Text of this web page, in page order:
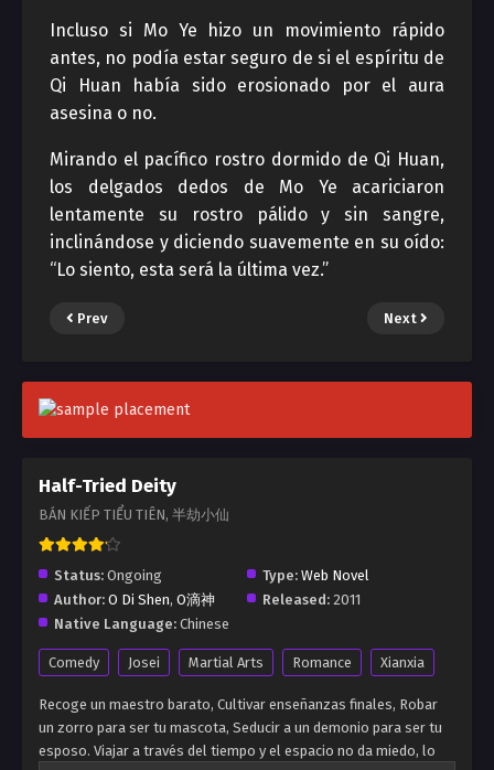
Incluso si Mo Ye hizo un movimiento rápido
antes, no podía estar seguro de si el espíritu de
Qi Huan había sido erosionado por el aura
asesina o no.
Mirando el pacífico rostro dormido de Qi Huan,
los delgados dedos de Mo Ye acariciaron
lentamente su rostro pálido y sin sangre,
inclinándose y diciendo suavemente en su oído:
“Lo siento, esta será la última vez.”
Prev Next
Half-Tried Deity
BÁN KIẾP TIỂU TIÊN, 半劫小仙
Status: Ongoing Type: Web Novel
Author: O Di Shen, O滴神 Released: 2011
Native Language: Chinese
Comedy Josei Martial Arts Romance Xianxia
Recoge un maestro barato, Cultivar enseñanzas finales, Robar
un zorro para ser tu mascota, Seducir a un demonio para ser tu
esposo. Viajar a través del tiempo y el espacio no da miedo, lo